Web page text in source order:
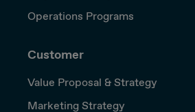
Operations Programs
Customer
Value Proposal & Strategy
Marketing Strategy